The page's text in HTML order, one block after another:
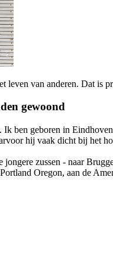
leven van anderen. Dat is
gewoond
ben geboren in
hij vaak dicht bij het
zussen - naar
Oregon, aan de